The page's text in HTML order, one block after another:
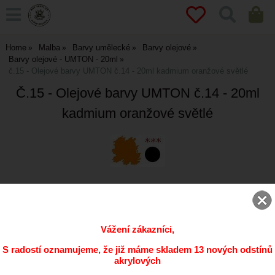
Home Malba Barvy umělecké
Barvy olejové
Barvy olejové - UMTON - 20ml
č.15 - Olejové barvy UMTON č.14 - 20ml kadmium oranžové světlé
Č.15 - Olejové barvy UMTON č.14 - 20ml
kadmium oranžové světlé
Vážení zákazníci,
S radostí oznamujeme, že již máme skladem 13 nových odstínů
akrylových